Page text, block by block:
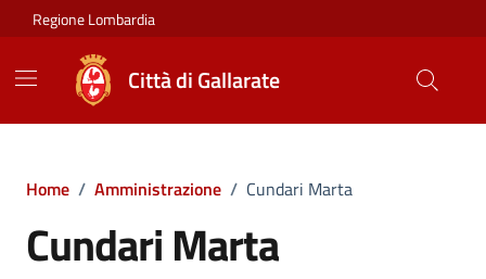
Vai ai contenuti
Vai al footer
Regione Lombardia
Città di Gallarate
Home / Amministrazione / Cundari Marta
Cundari Marta